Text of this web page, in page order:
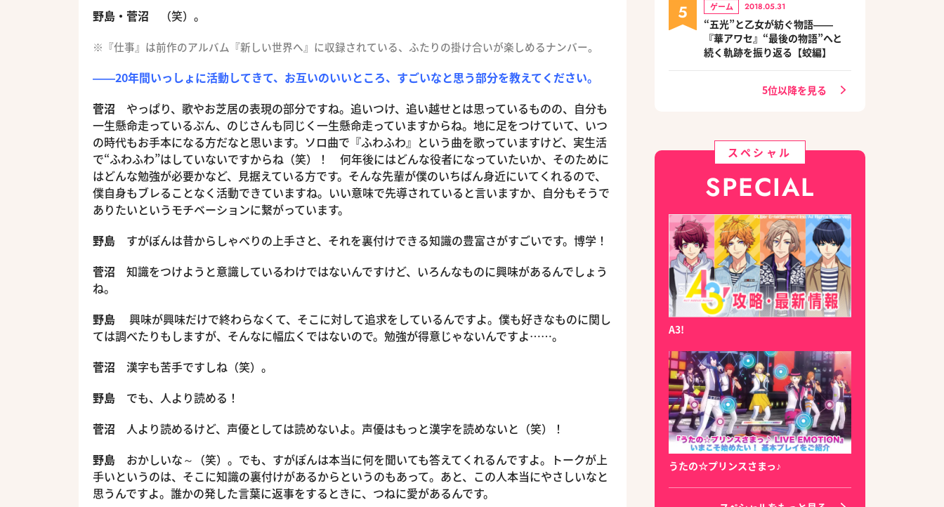
野島・菅沼 （笑）。
※『仕事』は前作のアルバム『新しい世界へ』に収録されている、ふたりの掛け合いが楽しめるナンバー。
――20年間いっしょに活動してきて、お互いのいいところ、すごいなと思う部分を教えてください。
菅沼 やっぱり、歌やお芝居の表現の部分ですね。追いつけ、追い越せとは思っているものの、自分も
一生懸命走っているぶん、のじさんも同じく一生懸命走っていますからね。地に足をつけていて、いつ
の時代もお手本になる方だなと思います。ソロ曲で『ふわふわ』という曲を歌っていますけど、実生活
で“ふわふわ”はしていないですからね（笑）！ 何年後にはどんな役者になっていたいか、そのために
はどんな勉強が必要かなど、見据えている方です。そんな先輩が僕のいちばん身近にいてくれるので、
僕自身もブレることなく活動できていますね。いい意味で先導されていると言いますか、自分もそうで
ありたいというモチベーションに繋がっています。
野島 すがぽんは昔からしゃべりの上手さと、それを裏付けできる知識の豊富さがすごいです。博学！
菅沼 知識をつけようと意識しているわけではないんですけど、いろんなものに興味があるんでしょう
ね。
野島 興味が興味だけで終わらなくて、そこに対して追求をしているんですよ。僕も好きなものに関し
ては調べたりもしますが、そんなに幅広くではないので。勉強が得意じゃないんですよ……。
菅沼 漢字も苦手ですしね（笑）。
野島 でも、人より読める！
菅沼 人より読めるけど、声優としては読めないよ。声優はもっと漢字を読めないと（笑）！
野島 おかしいな～（笑）。でも、すがぽんは本当に何を聞いても答えてくれるんですよ。トークが上
手いというのは、そこに知識の裏付けがあるからというのもあって。あと、この人本当にやさしいなと
思うんですよ。誰かの発した言葉に返事をするときに、つねに愛があるんです。
5 ゲーム 2018.05.31
“五光”と乙女が紡ぐ物語――
『華アワセ』“最後の物語”へと
続く軌跡を振り返る【蛟編】
5位以降を見る
スペシャル
SPECIAL
A3!
うたの☆プリンスさまっ♪